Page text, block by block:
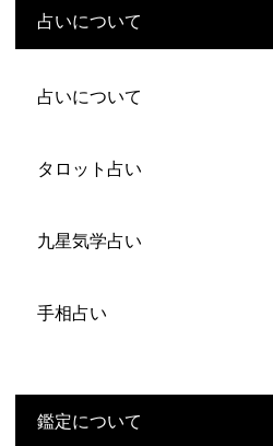
占いについて
占いについて
タロット占い
九星気学占い
手相占い
鑑定について